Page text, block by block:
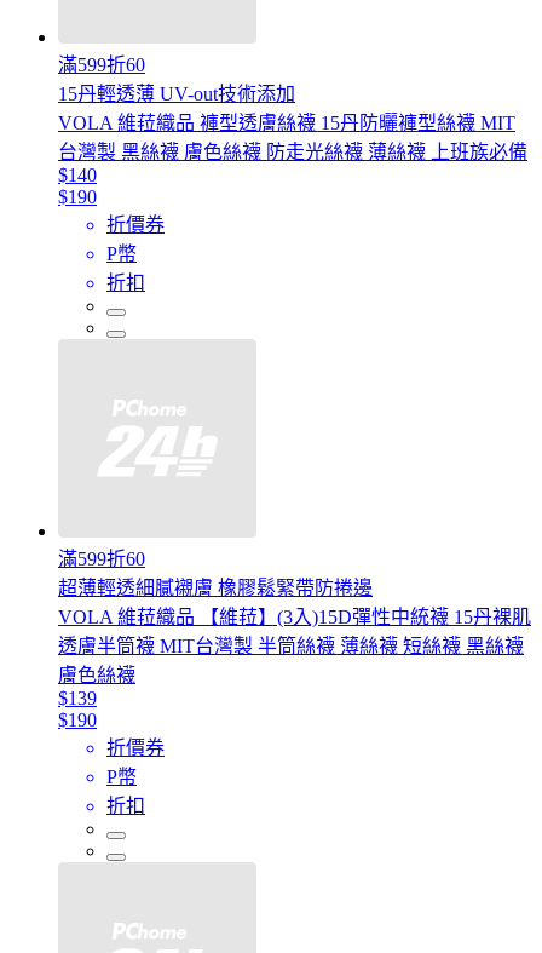
滿599折60
15丹輕透薄 UV-out技術添加
VOLA 維菈織品 褲型透膚絲襪 15丹防曬褲型絲襪 MIT
台灣製 黑絲襪 膚色絲襪 防走光絲襪 薄絲襪 上班族必備
$140
$190
折價券
P幣
折扣
滿599折60
超薄輕透細膩襯膚 橡膠鬆緊帶防捲邊
VOLA 維菈織品 【維菈】(3入)15D彈性中統襪 15丹裸肌
透膚半筒襪 MIT台灣製 半筒絲襪 薄絲襪 短絲襪 黑絲襪
膚色絲襪
$139
$190
折價券
P幣
折扣